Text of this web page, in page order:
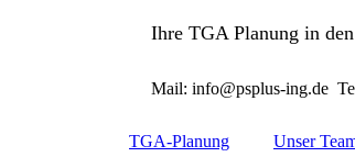
Ihre TGA Planung in
Mail: info@psplus-ing.de
TGA-Planung Unser